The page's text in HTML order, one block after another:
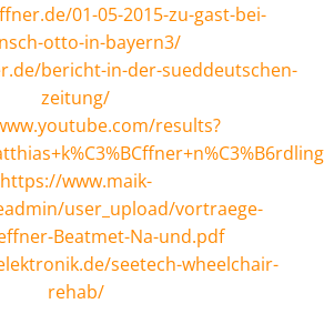
01-05-2015-zu-gast-bei-
otto-in-bayern3/
bericht-in-der-sueddeutschen-
zeitung/
results?
https://www.maik-
user_upload/vortraege-
Beatmet-Na-und.pdf
seetech-wheelchair-
rehab/